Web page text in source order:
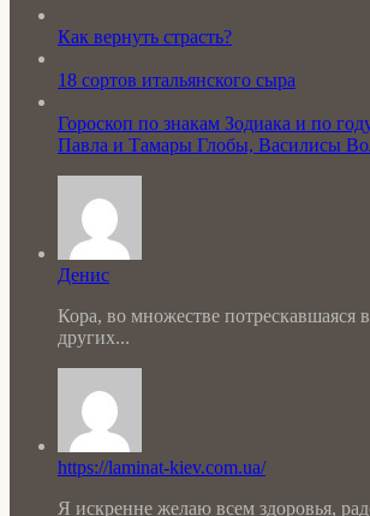
Как вернуть страсть?
18 сортов итальянского сыра
Гороскоп по знакам Зодиака и по
Павла и Тамары Глобы, Василисы
Денис
Кора, во множестве потрескавшаяся
других...
https://laminat-kiev.com.ua/
Я искренне желаю всем здоровья,